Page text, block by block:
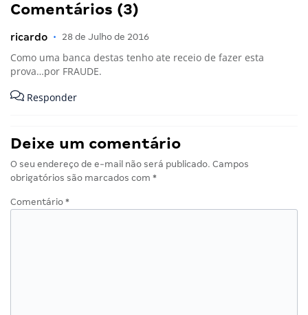
Comentários (3)
ricardo • 28 de Julho de 2016
Como uma banca destas tenho ate receio de fazer esta
prova…por FRAUDE.
Responder
Deixe um comentário
O seu endereço de e-mail não será publicado. Campos
obrigatórios são marcados com *
Comentário *